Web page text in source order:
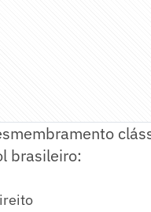
brasileiro: